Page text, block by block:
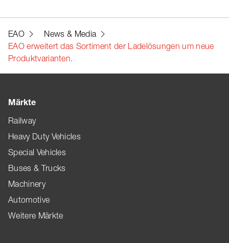
EAO
News & Media
EAO erweitert das Sortiment der Ladelösungen um neue
Produktvarianten.
Märkte
Railway
Heavy Duty Vehicles
Special Vehicles
Buses & Trucks
Machinery
Automotive
Weitere Märkte